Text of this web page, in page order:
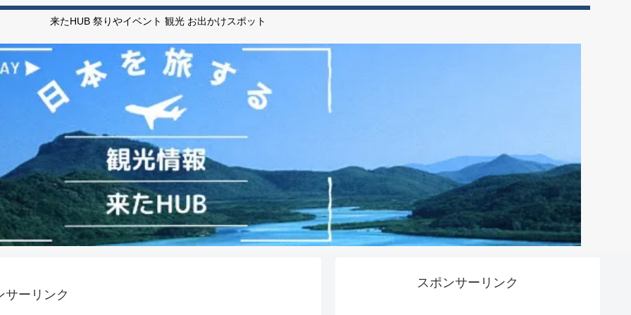
来たHUB 祭りやイベント 観光 お出かけスポット
サーリンク
スポンサーリンク